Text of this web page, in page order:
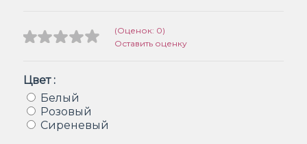
(Оценок: 0)
Оставить оценку
Цвет :
Белый
Розовый
Сиреневый